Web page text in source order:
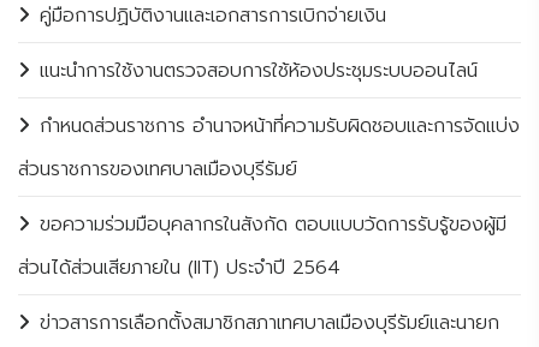
คู่มือการปฏิบัติงานและเอกสารการเบิกจ่ายเงิน
แนะนำการใช้งานตรวจสอบการใช้ห้องประชุมระบบออนไลน์
กำหนดส่วนราชการ อำนาจหน้าที่ความรับผิดชอบและการจัดแบ่ง
ส่วนราชการของเทศบาลเมืองบุรีรัมย์
ขอความร่วมมือบุคลากรในสังกัด ตอบแบบวัดการรับรู้ของผู้มี
ส่วนได้ส่วนเสียภายใน (IIT) ประจำปี 2564
ข่าวสารการเลือกตั้งสมาชิกสภาเทศบาลเมืองบุรีรัมย์และนายก